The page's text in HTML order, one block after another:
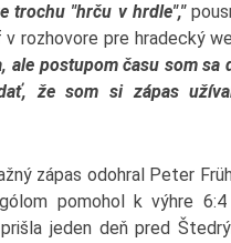
trochu "hrču v hrdle","
v rozhovore pre hradecký
ale postupom času som sa
že som si zápas
zápas odohral Peter
pomohol k výhre 6:4
jeden deň pred